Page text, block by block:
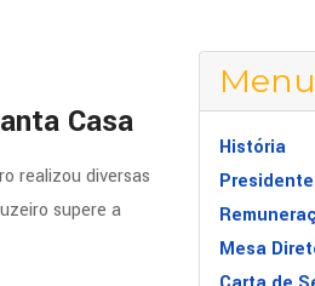
Casa
realizou diversas
supere a
História
Mesa